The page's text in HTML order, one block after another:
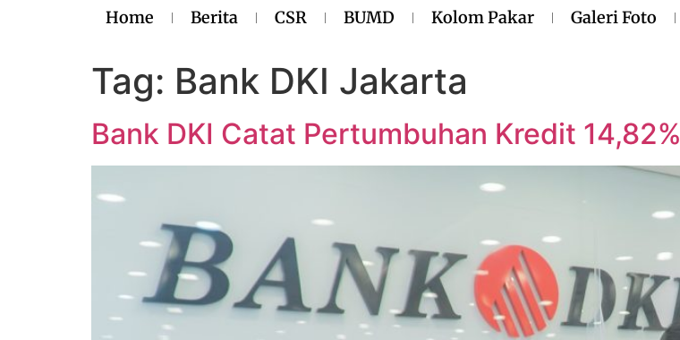
Home Berita CSR BUMD Kolom Pakar Galeri Foto
Tag: Bank DKI Jakarta
Bank DKI Catat Pertumbuhan Kredit 14,82%